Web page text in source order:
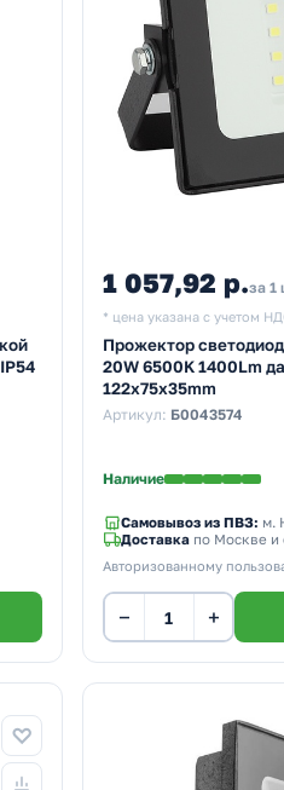
1 057,92 р.за 1
* цена указана с учетом
Прожектор
20W 6500K 1400Lm
122x75x35mm
Артикул: Б0043574
Наличие
Самовывоз из ПВЗ: м.
Доставка по Москве и
Авторизованному
− +